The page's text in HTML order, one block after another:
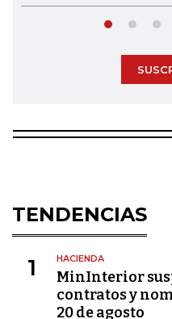
TENDENCIAS
1 HACIENDA
MinInterior
contratos y
20 de agosto